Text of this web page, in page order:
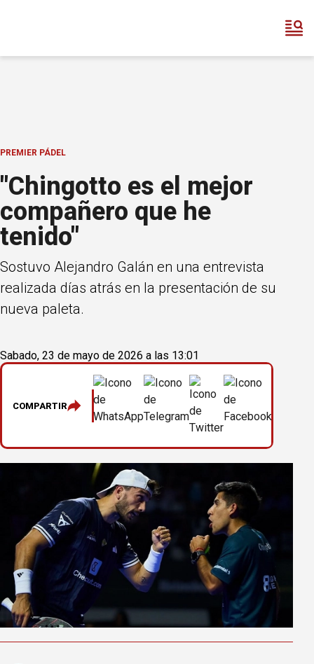
PREMIER PÁDEL
"Chingotto es el mejor
compañero que he
tenido"
Sostuvo Alejandro Galán en una entrevista
realizada días atrás en la presentación de su
nueva paleta.
Sabado, 23 de mayo de 2026 a las 13:01
COMPARTIR